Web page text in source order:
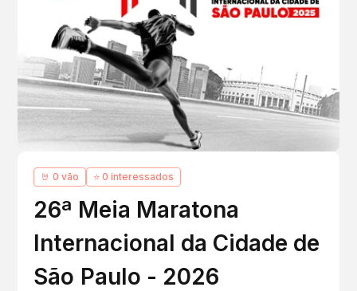
🤘 0 vão ⭐ 0 interessados
26ª Meia Maratona
Internacional da Cidade de
São Paulo - 2026